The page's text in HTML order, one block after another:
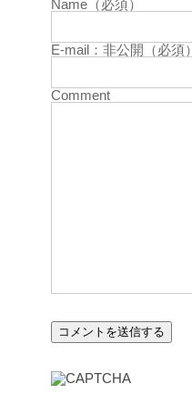
Name（必須）
E-mail：非公開（必須）
Comment